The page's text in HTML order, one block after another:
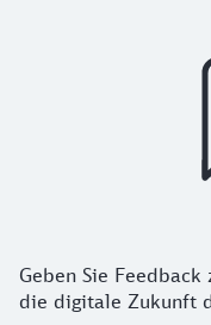
Geben Sie
die digitale Zukunft